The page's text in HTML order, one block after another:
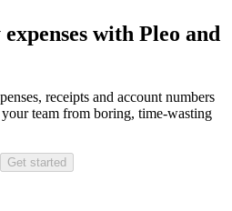
with Pleo and
receipts and account numbers
team from boring, time-wasting
Get started